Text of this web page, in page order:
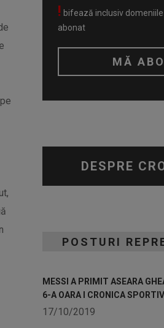
! bifează inclusiv
abonat
DESPRE
POSTURI
MESSI A PRIMIT ASEARA
6-A OARA I CRONICA
17/10/2019